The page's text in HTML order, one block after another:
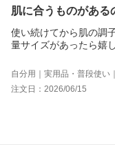
肌に合うものがある
使い続けてから肌の調
量サイズがあったら嬉
自分用｜実用品・普段使い
注文日：2026/06/15